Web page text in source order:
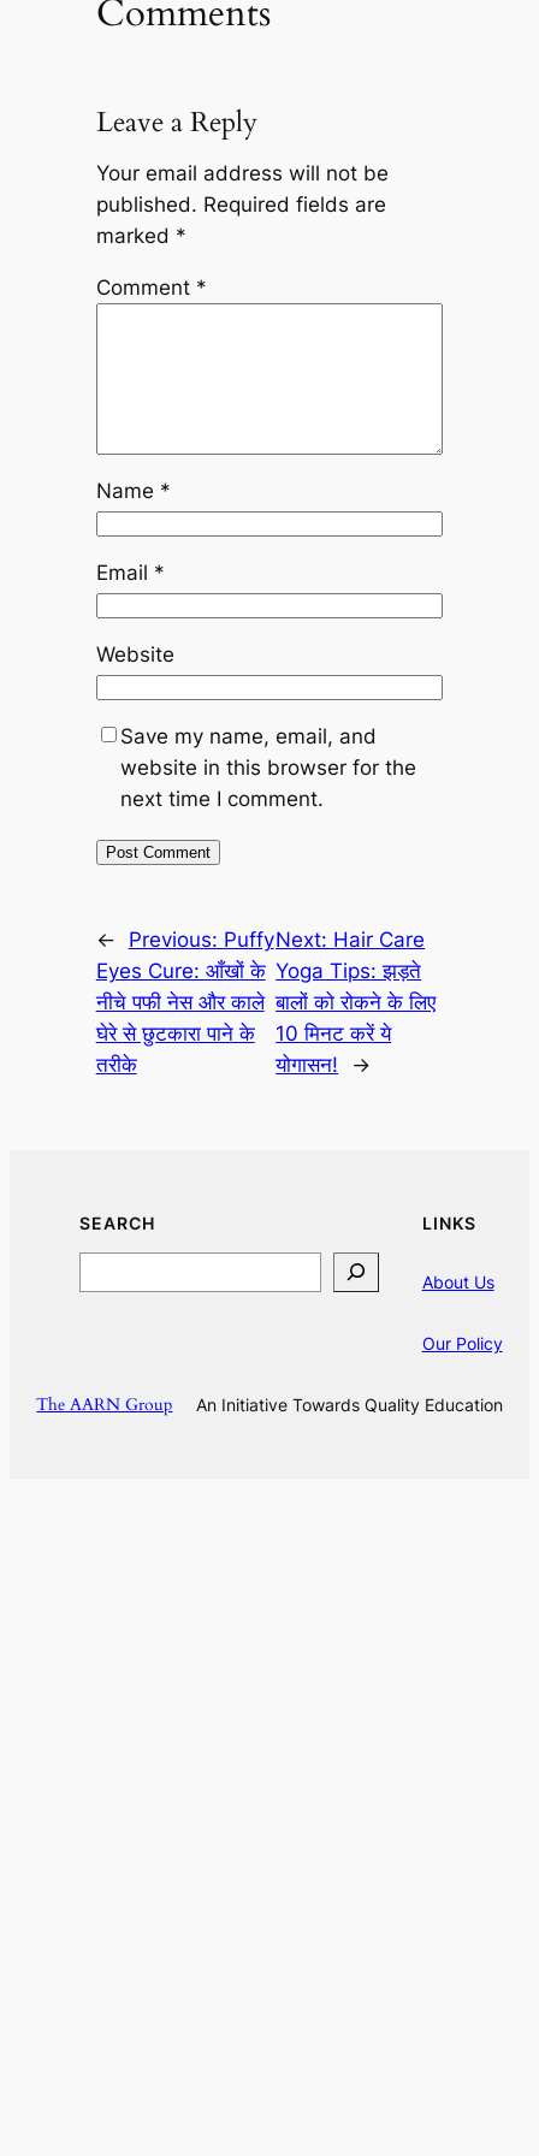
Comments
Leave a Reply
Your email address will not be
published. Required fields are
marked *
Comment *
Name *
Email *
Website
Save my name, email, and
website in this browser for the
next time I comment.
← Previous: Puffy
Eyes Cure: आँखों के
नीचे पफी नेस और काले
घेरे से छुटकारा पाने के
तरीके
Next: Hair Care
Yoga Tips: झड़ते
बालों को रोकने के लिए
10 मिनट करें ये
योगासन!
→
SEARCH LINKS
About Us
Our Policy
The AARN Group An Initiative Towards Quality Education